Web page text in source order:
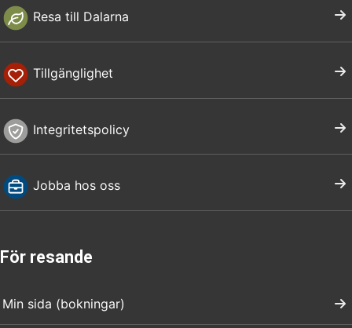
Resa till Dalarna
Tillgänglighet
Integritetspolicy
Jobba hos oss
För resande
Min sida (bokningar)